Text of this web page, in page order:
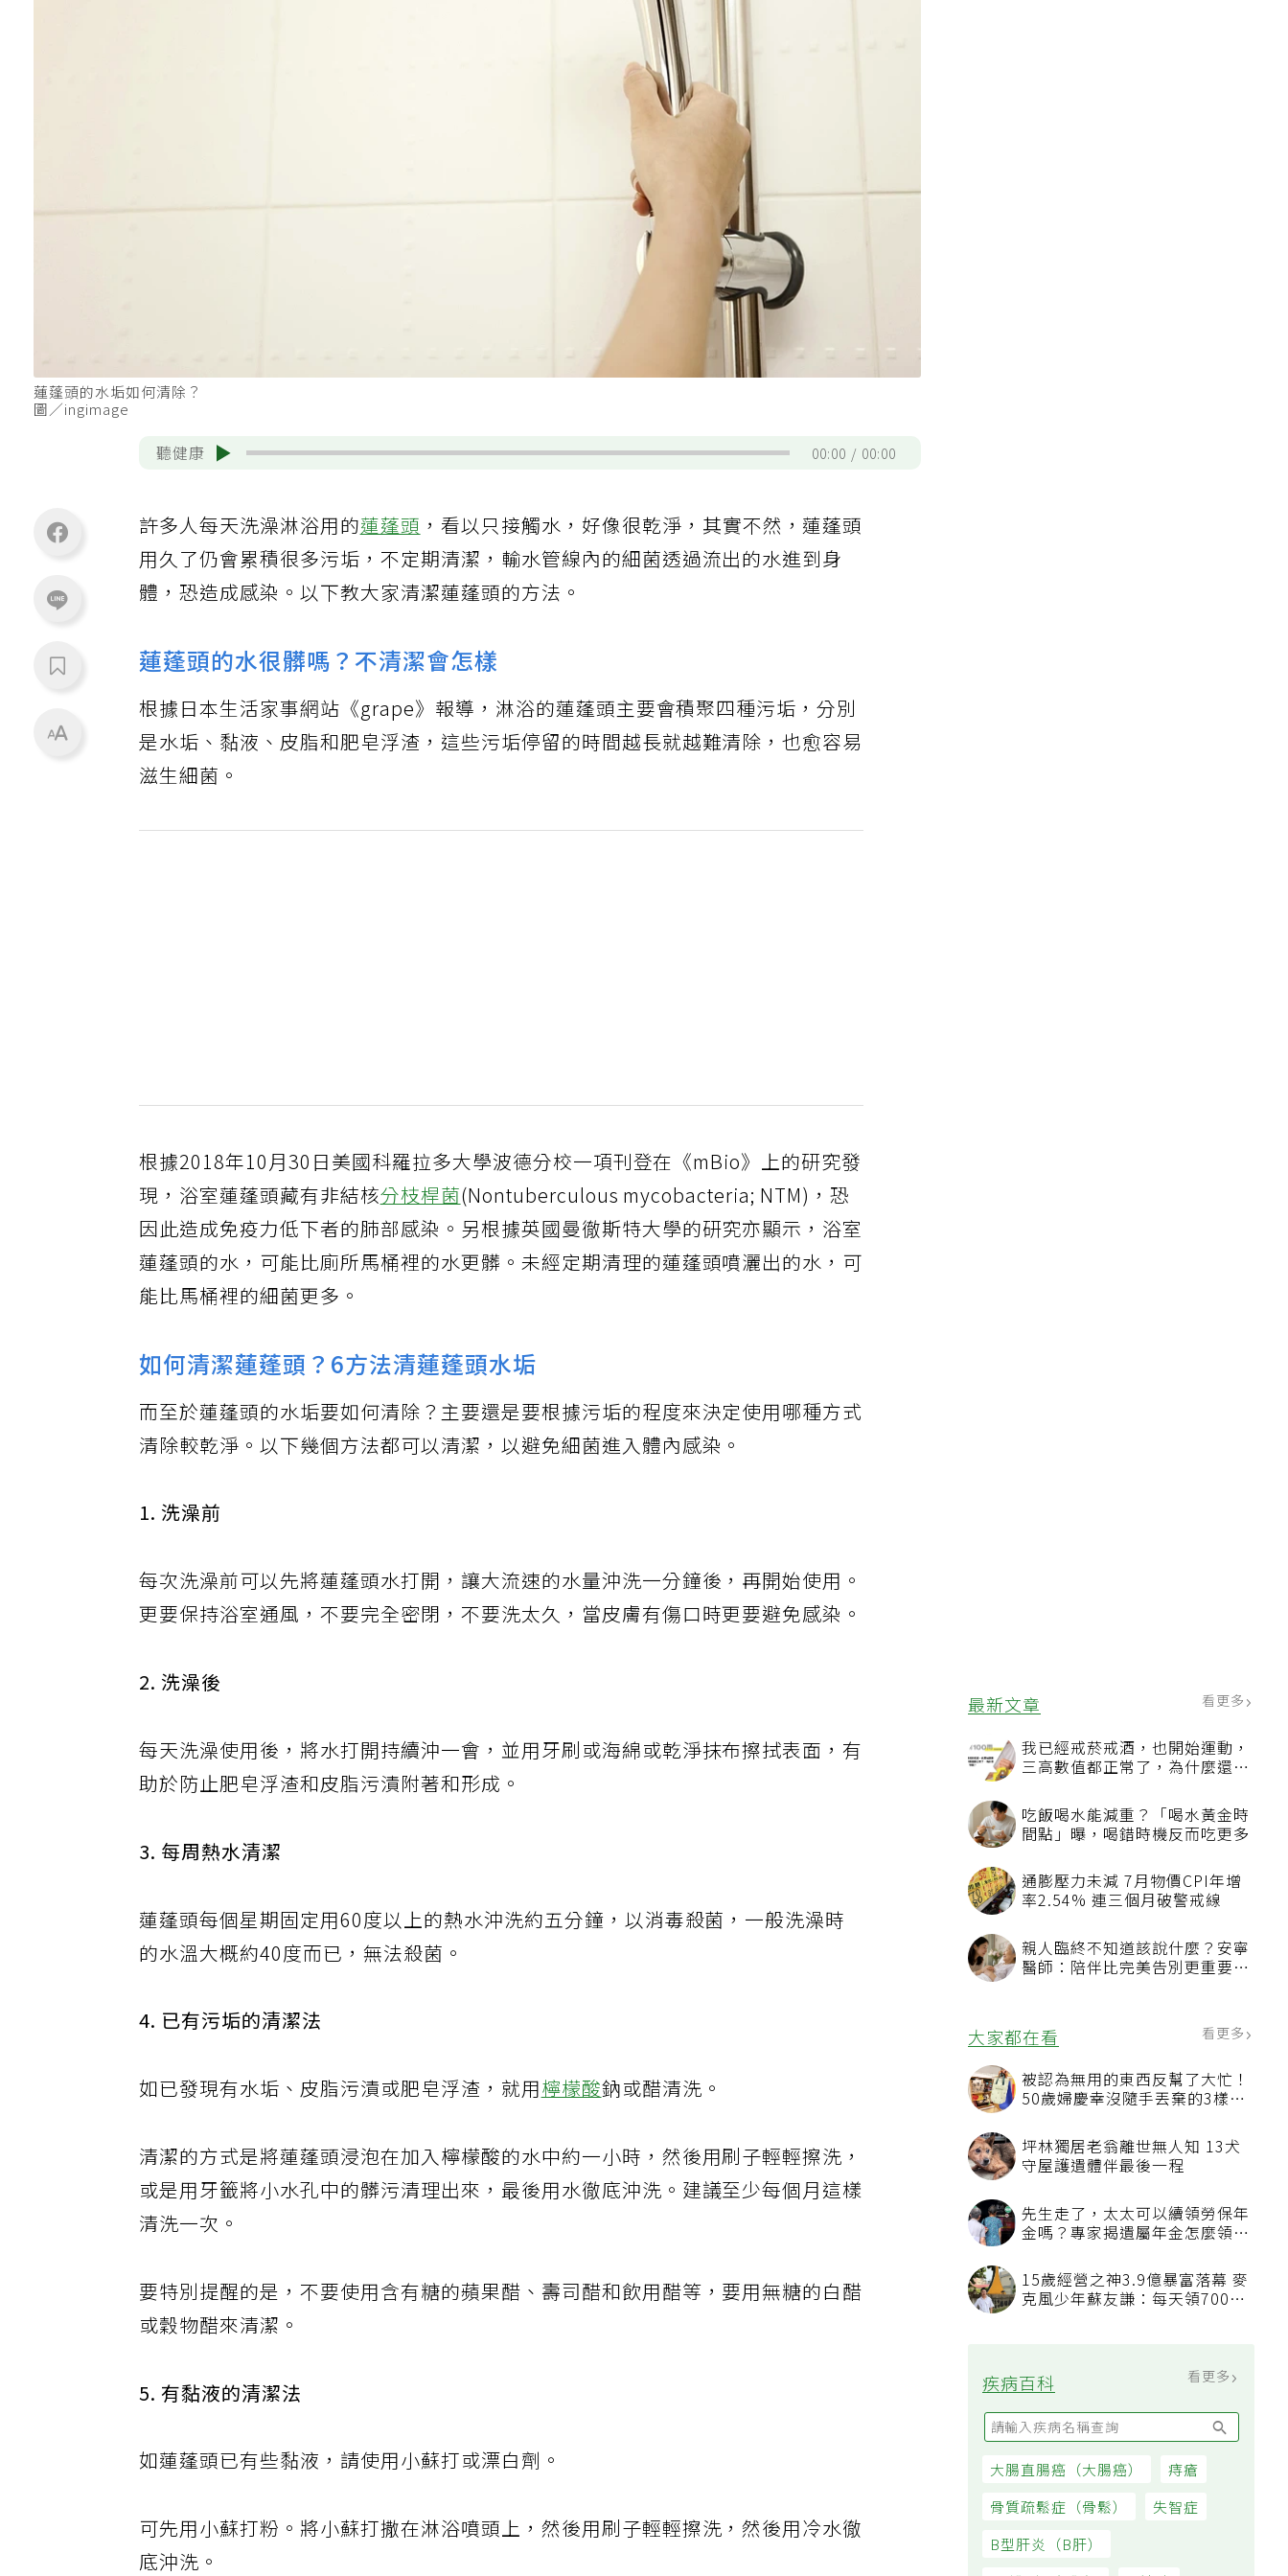
最新文章 看更多
我已經戒菸戒酒，也開始運動，
三高數值都正常了，為什麼還不
吃飯喝水能減重？「喝水黃金時
間點」曝，喝錯時機反而吃更多
通膨壓力未減 7月物價CPI年增
率2.54% 連三個月破警戒線
親人臨終不知道該說什麼？安寧
醫師：陪伴比完美告別更重要，
大家都在看
被認為無用的東西反幫了大忙！
50歲婦慶幸沒隨手丟棄的3樣物
坪林獨居老翁離世無人知 13犬
守屋護遺體伴最後一程
先生走了，太太可以續領勞保年
看順位還要看資格
15歲經營之神3.9億暴富落幕 麥
疾病百科
蓮蓬頭的水垢如何清除？
圖／ingimage
聽健康 00:00 00:00
許多人每天洗澡淋浴用的蓮蓬頭 ，看以只接觸水，好像很乾淨，其實不然，蓮蓬頭
用久了仍會累積很多污垢，不定期清潔，輸水管線內的細菌透過流出的水進到身
體，恐造成感染。以下教大家清潔蓮蓬頭的方法。
蓮蓬頭的水很髒嗎？不清潔會怎樣
根據日本生活家事網站《grape》報導，淋浴的蓮蓬頭主要會積聚四種污垢，分別
是水垢、黏液、皮脂和肥皂浮渣，這些污垢停留的時間越長就越難清除，也愈容易
滋生細菌。
根據2018年10月30日美國科羅拉多大學波德分校一項刊登在《mBio》上的研究發
現，浴室蓮蓬頭藏有非結核分枝桿菌(Nontuberculous mycobacteria; NTM)，恐
因此造成免疫力低下者的肺部感染。另根據英國曼徹斯特大學的研究亦顯示，浴室
蓮蓬頭的水，可能比廁所馬桶裡的水更髒。未經定期清理的蓮蓬頭噴灑出的水，可
能比馬桶裡的細菌更多。
如何清潔蓮蓬頭？6方法清蓮蓬頭水垢
而至於蓮蓬頭的水垢要如何清除？主要還是要根據污垢的程度來決定使用哪種方式
清除較乾淨。以下幾個方法都可以清潔，以避免細菌進入體內感染。
1. 洗澡前
每次洗澡前可以先將蓮蓬頭水打開，讓大流速的水量沖洗一分鐘後，再開始使用。
更要保持浴室通風，不要完全密閉，不要洗太久，當皮膚有傷口時更要避免感染。
2. 洗澡後
每天洗澡使用後，將水打開持續沖一會，並用牙刷或海綿或乾淨抹布擦拭表面，有
助於防止肥皂浮渣和皮脂污漬附著和形成。
3. 每周熱水清潔
蓮蓬頭每個星期固定用60度以上的熱水沖洗約五分鐘，以消毒殺菌，一般洗澡時
的水溫大概約40度而已，無法殺菌。
4. 已有污垢的清潔法
如已發現有水垢、皮脂污漬或肥皂浮渣，就用檸檬酸鈉或醋清洗。
清潔的方式是將蓮蓬頭浸泡在加入檸檬酸的水中約一小時，然後用刷子輕輕擦洗，
或是用牙籤將小水孔中的髒污清理出來，最後用水徹底沖洗。建議至少每個月這樣
清洗一次。
要特別提醒的是，不要使用含有糖的蘋果醋、壽司醋和飲用醋等，要用無糖的白醋
或穀物醋來清潔。
5. 有黏液的清潔法
如蓮蓬頭已有些黏液，請使用小蘇打或漂白劑。
可先用小蘇打粉。將小蘇打撒在淋浴噴頭上，然後用刷子輕輕擦洗，然後用冷水徹